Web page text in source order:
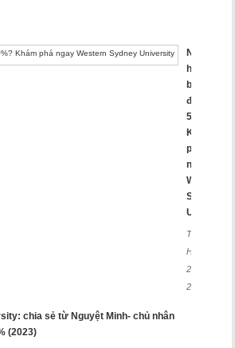
Nhắm
học
bổng
đến
50%?
Khám
phá
ngay
Western
Sydney
University
Tháng
Hai
26,
2025
chia sẻ từ Nguyệt Minh- chủ nhân
(2023)